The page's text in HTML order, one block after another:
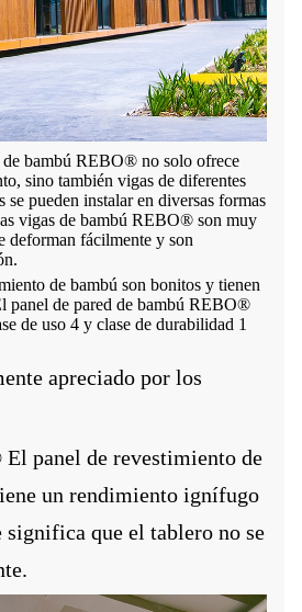
de bambú REBO® no solo ofrece
sino también vigas de diferentes
se pueden instalar en diversas formas
vigas de bambú REBO® son muy
deforman fácilmente y son
de bambú son bonitos y tienen
panel de pared de bambú REBO®
de uso 4 y clase de durabilidad 1
apreciado por los
El panel de revestimiento de
un rendimiento ignífugo
significa que el tablero no se